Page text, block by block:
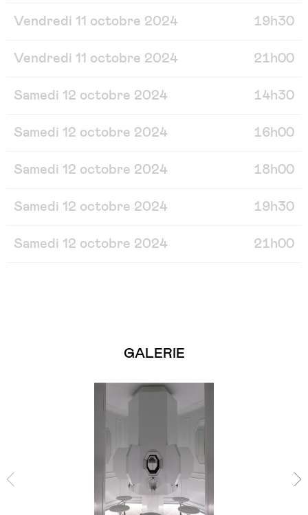
Vendredi 11 octobre 2024 19h30
Vendredi 11 octobre 2024 21h00
Samedi 12 octobre 2024 14h30
Samedi 12 octobre 2024 16h00
Samedi 12 octobre 2024 18h00
Samedi 12 octobre 2024 19h30
Samedi 12 octobre 2024 21h00
GALERIE